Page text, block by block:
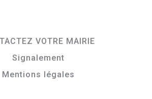
VOTRE MAIRIE
Signalement
Mentions légales